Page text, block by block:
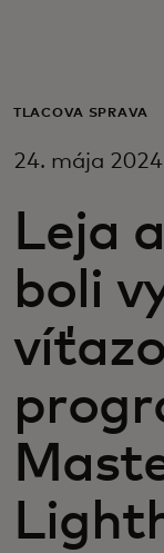
Pre firmy
Pre
Novinky
TLAČOVÁ SPRÁVA
24. mája
Leja
boli